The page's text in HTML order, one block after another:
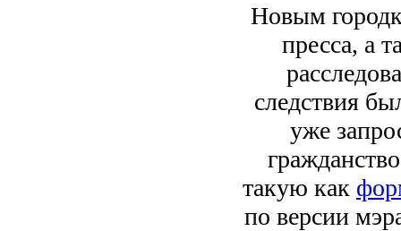
Новым
пресса, а
следствия
уже
такую как
по версии